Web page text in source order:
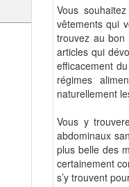
Vous
vêtements qui
trouvez au bon
articles qui
efficacement
régimes
naturellement
Vous y
abdominaux
plus belle des
certainement
s’y trouvent